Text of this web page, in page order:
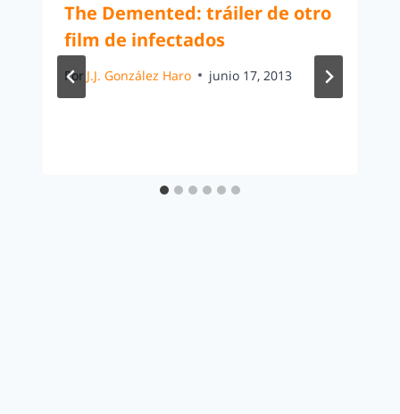
The Demented: tráiler de otro
film de infectados
Por J.J. González Haro junio 17, 2013